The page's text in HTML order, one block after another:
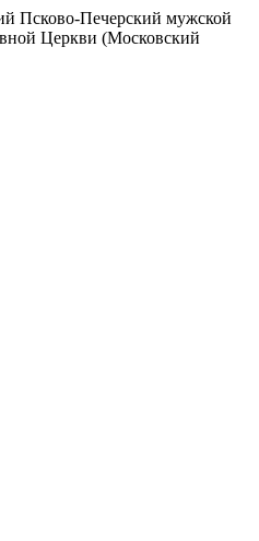
Псково-Печерский мужской
Церкви (Московский